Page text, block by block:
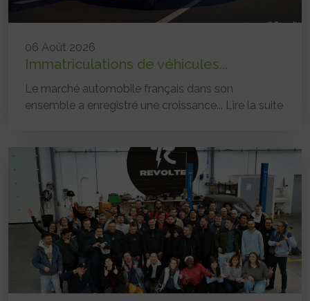
06 Août 2026
Immatriculations de véhicules...
Le marché automobile français dans son
ensemble a enregistré une croissance... Lire la suite